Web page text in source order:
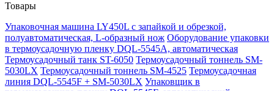
Товары
Упаковочная машина LY450L с запайкой и обрезкой,
полуавтоматическая, L-образный нож Оборудование упаковки
в термоусадочную пленку DQL-5545A, автоматическая
Термоусадочный танк ST-6050 Термоусадочный тоннель SM-
5030LX Термоусадочный тоннель SM-4525 Термоусадочная
линия DQL-5545F + SM-5030LX Упаковщик в